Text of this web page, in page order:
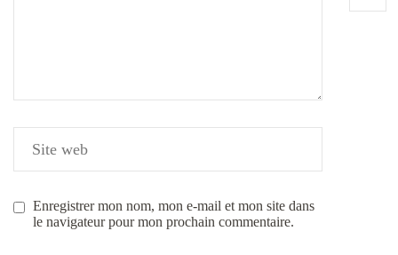
Enregistrer mon nom, mon e-mail et mon site dans
le navigateur pour mon prochain commentaire.